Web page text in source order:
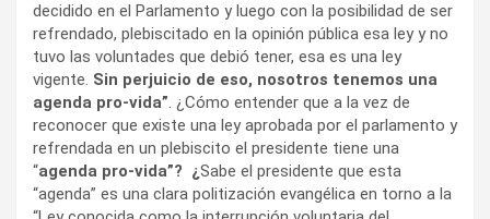
decidido en el Parlamento y luego con la posibilidad de ser
refrendado, plebiscitado en la opinión pública esa ley y no
tuvo las voluntades que debió tener, esa es una ley
vigente. Sin perjuicio de eso, nosotros tenemos una
agenda pro-vida”. ¿Cómo entender que a la vez de
reconocer que existe una ley aprobada por el parlamento y
refrendada en un plebiscito el presidente tiene una
“agenda pro-vida”? ¿Sabe el presidente que esta
“agenda” es una clara politización evangélica en torno a la